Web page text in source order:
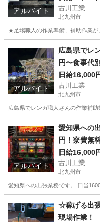
アルバイト 古川工業
北九州市
★足場職人の作業準備、補助作業
その他
アルバイト
広島県でレ
円〜食事代
日給16,000
古川工業
北九州市
広島県でレンガ職人さんの作業補
その他
アルバイト
愛知県への
円！寮費無
日給16,000
古川工業
北九州市
愛知県への出張業務です。 日当
その他
☆稼げる出
現場作業！